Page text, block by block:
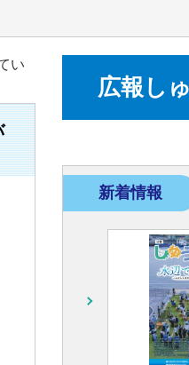
い
広報し
新着情報